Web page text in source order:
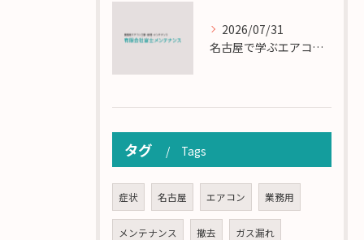
2026/07/31
名古屋で学ぶエアコン設置とメンテの匠の技
タグ Tags
症状 名古屋 エアコン 業務用
メンテナンス 撤去 ガス漏れ